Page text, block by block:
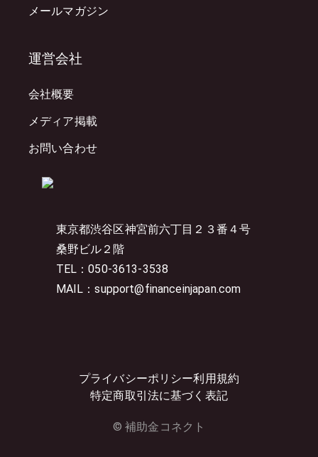
東京都渋谷区神宮前六丁目２３番４号
桑野ビル２階
TEL：050-3613-3538
MAIL：support@financeinjapan.com
プライバシーポリシー利用規約
特定商取引法に基づく表記
© 補助金コネクト
メールマガジン
運営会社
会社概要
メディア掲載
お問い合わせ